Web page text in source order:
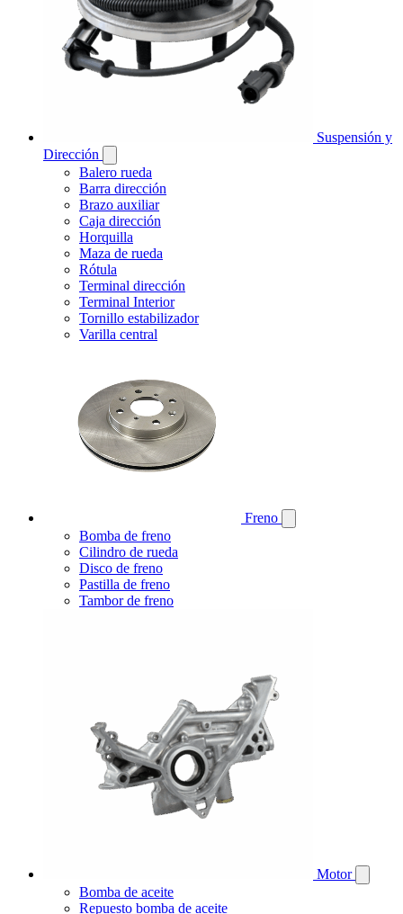
Suspensión y
Dirección
Balero rueda
Barra dirección
Brazo auxiliar
Caja dirección
Horquilla
Maza de rueda
Rótula
Terminal dirección
Terminal Interior
Tornillo estabilizador
Varilla central
Freno
Bomba de freno
Cilindro de rueda
Disco de freno
Pastilla de freno
Tambor de freno
Motor
Bomba de aceite
Repuesto bomba de aceite